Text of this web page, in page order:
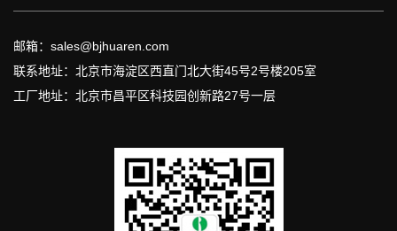
邮箱：sales@bjhuaren.com
联系地址：北京市海淀区西直门北大街45号2号楼205室
工厂地址：北京市昌平区科技园创新路27号一层